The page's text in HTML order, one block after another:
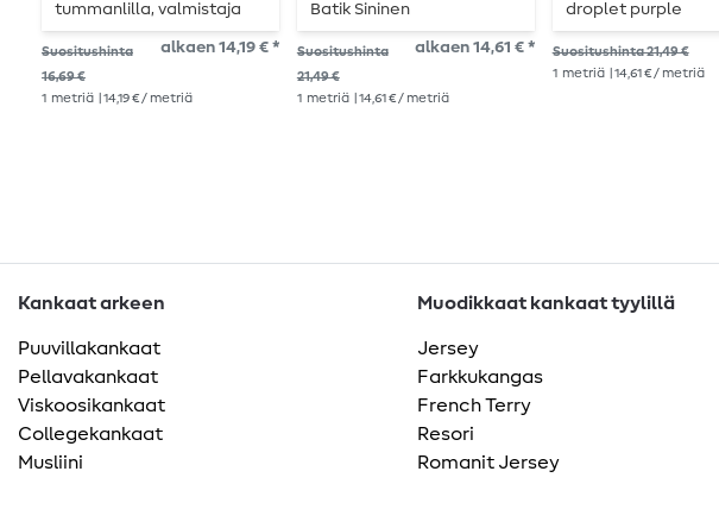
tummanlilla, valmistaja
Swafing
Suositushinta
16,69 €
alkaen 14,19 € *
1 metriä | 14,19 € / metriä
Batik Sininen
Suositushinta
21,49 €
alkaen 14,61 € *
1 metriä | 14,61 € / metriä
droplet purple
doubleface tikattu
kangas
Suositushinta 21,49 €
1 metriä | 14,61 € / metriä
Kankaat arkeen
Puuvillakankaat
Pellavakankaat
Viskoosikankaat
Collegekankaat
Musliini
Muodikkaat kankaat tyylillä
Jersey
Farkkukangas
French Terry
Resori
Romanit Jersey